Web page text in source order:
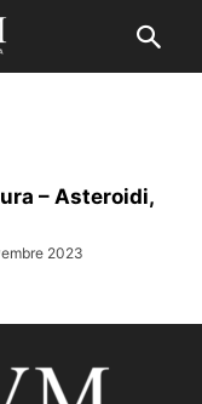
– Asteroidi,
2023